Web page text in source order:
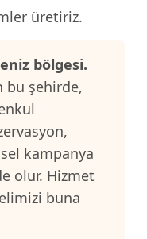
üretiriz.
bölgesi.
bu şehirde,
kampanya
olur. Hizmet
buna